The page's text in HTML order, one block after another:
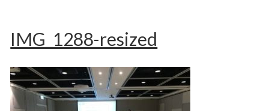
IMG_1288-resized